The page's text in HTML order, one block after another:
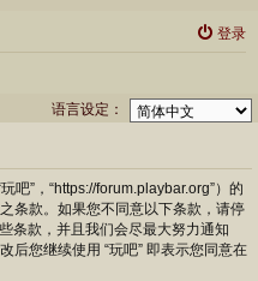
登录
语言设定：
吧”，“https://forum.playbar.org”）的
条款。如果您不同意以下条款，请停
条款，并且我们会尽最大努力通知
后您继续使用 “玩吧” 即表示您同意在